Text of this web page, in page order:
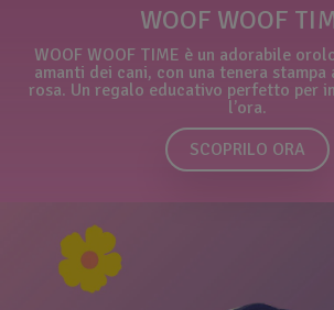
WOOF WOOF
WOOF WOOF TIME è un adorabile
amanti dei cani, con una tenera
rosa. Un regalo educativo perfetto per
l’ora.
SCOPRILO ORA